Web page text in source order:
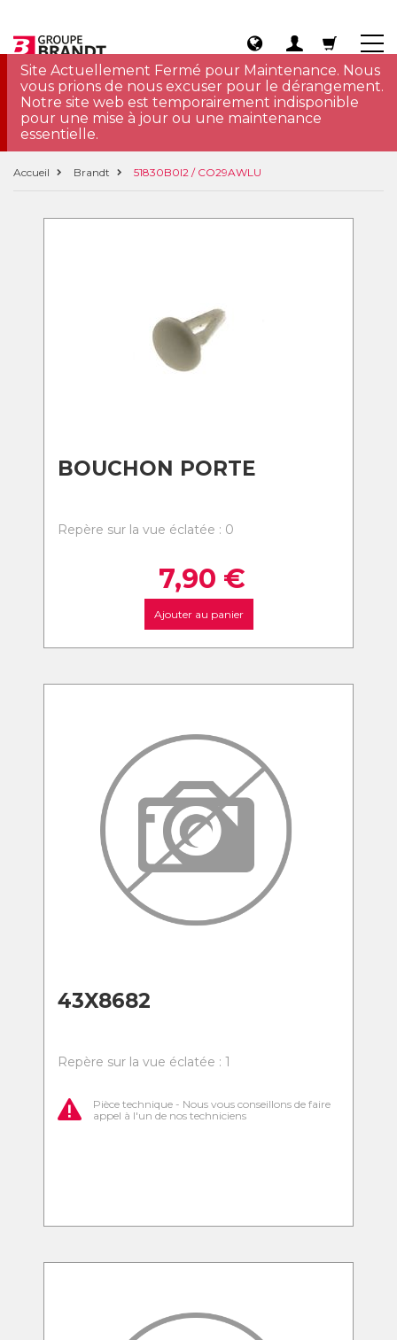
Site Actuellement Fermé pour Maintenance. Nous
vous prions de nous excuser pour le dérangement.
Notre site web est temporairement indisponible
pour une mise à jour ou une maintenance
essentielle.
Accueil Brandt 51830B0I2 / CO29AWLU
BOUCHON PORTE
Repère sur la vue éclatée : 0
7,90 €
Ajouter au panier
43X8682
Repère sur la vue éclatée : 1
Pièce technique - Nous vous conseillons de faire
appel à l'un de nos techniciens